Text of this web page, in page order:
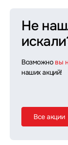
Не
Возможно вы
наших акций!
Все акции